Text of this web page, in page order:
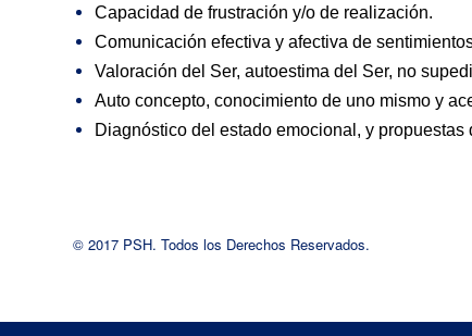
Capacidad de frustración y/o de realización.
Comunicación efectiva y afectiva de
Valoración del Ser, autoestima del Ser, no
Auto concepto, conocimiento de uno mismo y
Diagnóstico del estado emocional, y
© 2017 PSH. Todos los Derechos Reservados.